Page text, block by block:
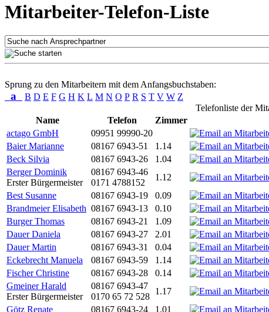
Mitarbeiter-Telefon-Liste
Sprung zu den Mitarbeitern mit dem Anfangsbuchstaben:
a B D E F G H K L M N O P R S T V W Z
Telefonliste der
Name
Telefon Zimmer
actago GmbH
09951 99990-20
Baier Marianne
08167 6943-51 1.14
Beck Silvia
08167 6943-26 1.04
Berger Dominik
Erster Bürgermeister
08167 6943-46
0171 4788152
1.12
Best Susanne
08167 6943-19 0.09
Brandmeier Elisabeth 08167 6943-13 0.10
Burger Thomas
08167 6943-21 1.09
Dauer Daniela
08167 6943-27 2.01
Dauer Martin
08167 6943-31 0.04
Eckebrecht Manuela
08167 6943-59 1.14
Fischer Christine
08167 6943-28 0.14
Gmeiner Harald
Erster Bürgermeister
08167 6943-47
0170 65 72 528
1.17
Götz Renate
08167 6943-24 1.01